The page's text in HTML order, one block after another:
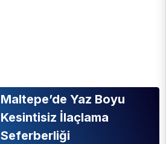
Maltepe’de Yaz Boyu
Kesintisiz İlaçlama
Seferberliği